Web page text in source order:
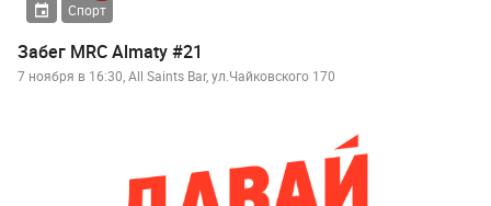
Спорт
Забег MRC Almaty #21
7 ноября в 16:30, All Saints Bar, ул.Чайковского 170